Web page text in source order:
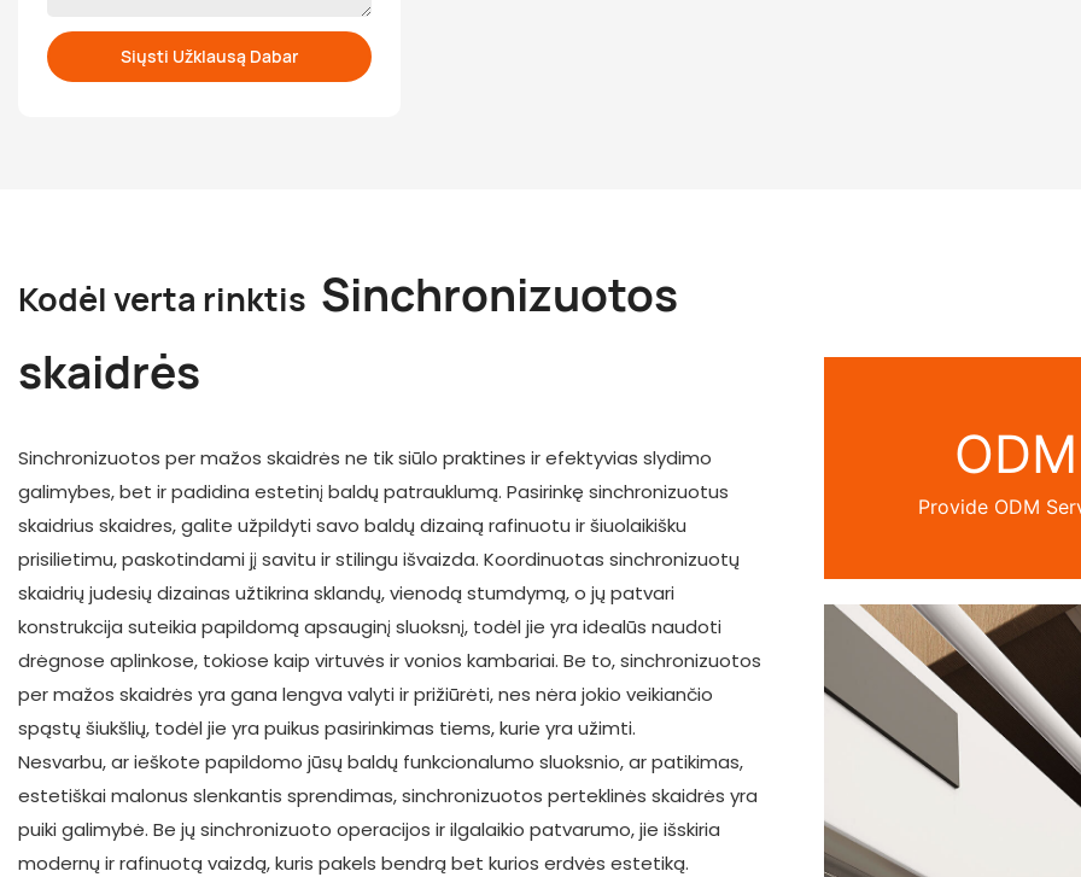
Siųsti Užklausą Dabar
Kodėl verta rinktis Sinchronizuotos
skaidrės
Sinchronizuotos per mažos skaidrės ne tik siūlo praktines ir efektyvias slydimo
galimybes, bet ir padidina estetinį baldų patrauklumą. Pasirinkę sinchronizuotus
skaidrius skaidres, galite užpildyti savo baldų dizainą rafinuotu ir šiuolaikišku
prisilietimu, paskotindami jį savitu ir stilingu išvaizda. Koordinuotas sinchronizuotų
skaidrių judesių dizainas užtikrina sklandų, vienodą stumdymą, o jų patvari
konstrukcija suteikia papildomą apsauginį sluoksnį, todėl jie yra idealūs naudoti
drėgnose aplinkose, tokiose kaip virtuvės ir vonios kambariai. Be to, sinchronizuotos
per mažos skaidrės yra gana lengva valyti ir prižiūrėti, nes nėra jokio veikiančio
spąstų šiukšlių, todėl jie yra puikus pasirinkimas tiems, kurie yra užimti.
Nesvarbu, ar ieškote papildomo jūsų baldų funkcionalumo sluoksnio, ar patikimas,
estetiškai malonus slenkantis sprendimas, sinchronizuotos perteklinės skaidrės yra
puiki galimybė. Be jų sinchronizuoto operacijos ir ilgalaikio patvarumo, jie išskiria
modernų ir rafinuotą vaizdą, kuris pakels bendrą bet kurios erdvės estetiką.
ODM
Provide ODM